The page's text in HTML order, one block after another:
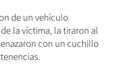
de un vehículo
la víctima, la tiraron al
con un cuchillo